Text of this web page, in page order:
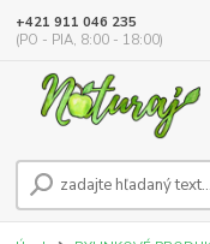
+421 911 046 235
(PO - PIA, 8:00 - 18:00)